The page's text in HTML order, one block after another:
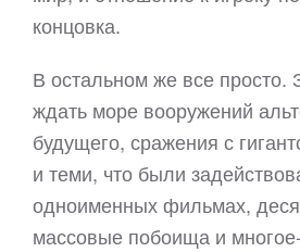
концовка.
В остальном же все просто.
ждать море вооружений
будущего, сражения с
и теми, что были
одноименных фильмах,
массовые побоища и